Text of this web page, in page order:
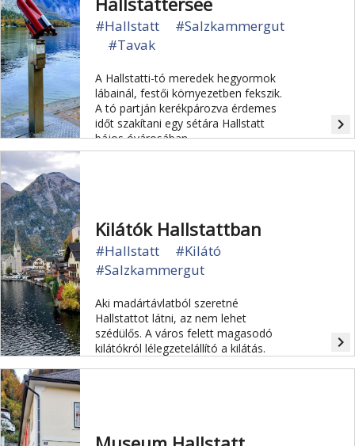
#Hallstatt
#Salzkammergut
#Tavak
A Hallstatti-tó meredek hegyormok
lábainál, festői környezetben fekszik.
A tó partján kerékpározva érdemes
időt szakítani egy sétára Hallstatt
bájos óvárosában.
navigate_next
Kilátók Hallstattban
#Hallstatt
#Kilátó
#Salzkammergut
Aki madártávlatból szeretné
Hallstattot látni, az nem lehet
szédülős. A város felett magasodó
kilátókról lélegzetelállító a kilátás.
navigate_next